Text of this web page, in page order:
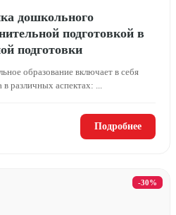
дошкольного
подготовкой в
подготовки
образование включает в себя
различных аспектах: ...
Подробнее
-30%